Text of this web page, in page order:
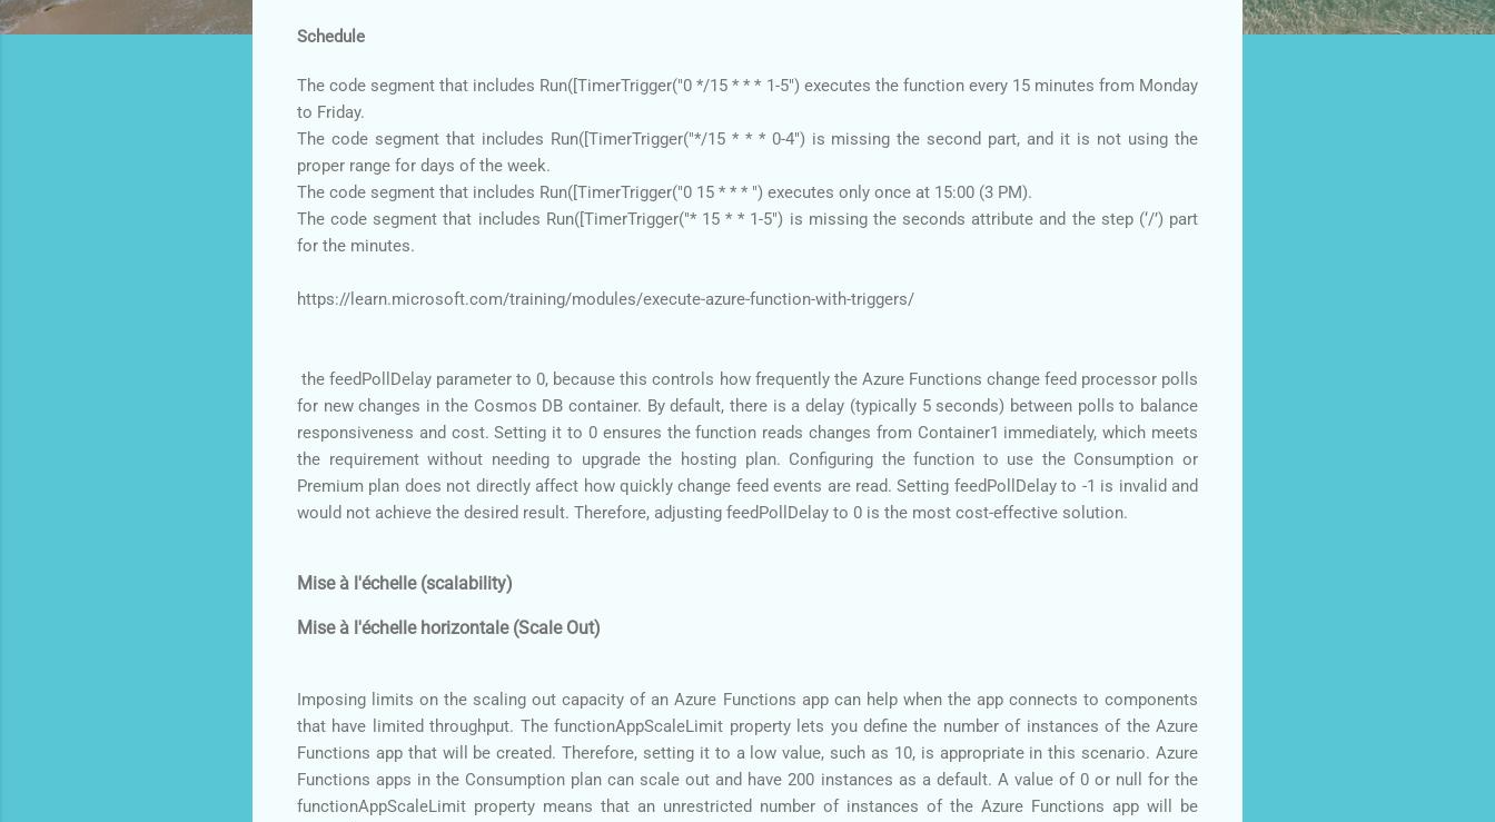
Schedule
The code segment that includes Run([TimerTrigger("0 */15 * * * 1-5") executes the function every 15 minutes from Monday
to Friday.
The code segment that includes Run([TimerTrigger("*/15 * * * 0-4") is missing the second part, and it is not using the
proper range for days of the week.
The code segment that includes Run([TimerTrigger("0 15 * * * ") executes only once at 15:00 (3 PM).
The code segment that includes Run([TimerTrigger("* 15 * * 1-5") is missing the seconds attribute and the step (‘/’) part
for the minutes.
https://learn.microsoft.com/training/modules/execute-azure-function-with-triggers/
the feedPollDelay parameter to 0, because this controls how frequently the Azure Functions change feed processor polls
for new changes in the Cosmos DB container. By default, there is a delay (typically 5 seconds) between polls to balance
responsiveness and cost. Setting it to 0 ensures the function reads changes from Container1 immediately, which meets
the requirement without needing to upgrade the hosting plan. Configuring the function to use the Consumption or
Premium plan does not directly affect how quickly change feed events are read. Setting feedPollDelay to -1 is invalid and
would not achieve the desired result. Therefore, adjusting feedPollDelay to 0 is the most cost-effective solution.
Mise à l'échelle (scalability)
Mise à l'échelle horizontale (Scale Out)
Imposing limits on the scaling out capacity of an Azure Functions app can help when the app connects to components
that have limited throughput. The functionAppScaleLimit property lets you define the number of instances of the Azure
Functions app that will be created. Therefore, setting it to a low value, such as 10, is appropriate in this scenario. Azure
Functions apps in the Consumption plan can scale out and have 200 instances as a default. A value of 0 or null for the
functionAppScaleLimit property means that an unrestricted number of instances of the Azure Functions app will be